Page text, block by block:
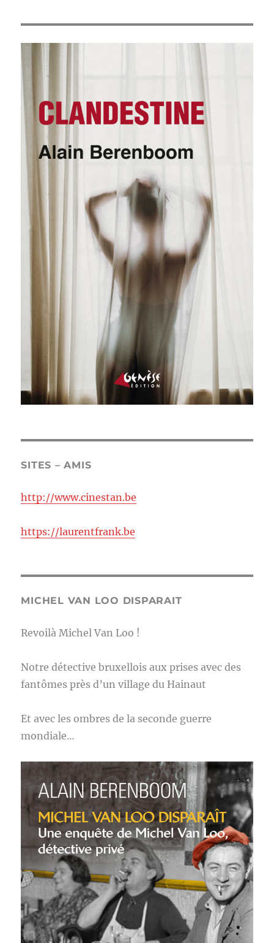
SITES – AMIS
http://www.cinestan.be
https://laurentfrank.be
MICHEL VAN LOO DISPARAIT
Revoilà Michel Van Loo !
Notre détective bruxellois aux prises avec des
fantômes près d’un village du Hainaut
Et avec les ombres de la seconde guerre
mondiale…